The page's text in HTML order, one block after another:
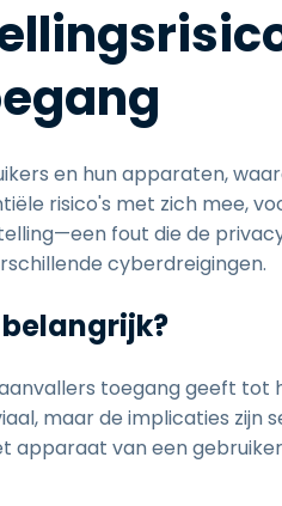
en hun apparaten,
risico's met zich mee,
fout die de
cyberdreigingen.
toegang geeft tot
maar de implicaties zijn
apparaat van een